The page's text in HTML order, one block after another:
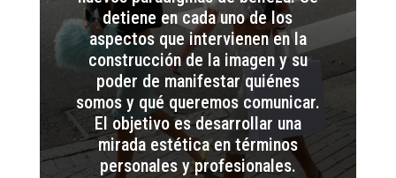
detiene en cada uno de los
aspectos que intervienen en la
construcción de la imagen y su
poder de manifestar quiénes
somos y qué queremos comunicar.
El objetivo es desarrollar una
mirada estética en términos
personales y profesionales.